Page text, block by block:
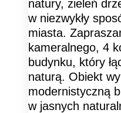
natury, zieleń
w niezwykły
miasta.
kameralnego, 4
budynku, który
naturą. Obiekt
modernistyczną
w jasnych